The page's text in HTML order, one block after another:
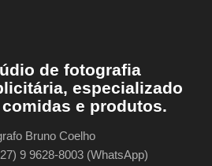
de fotografia
especializado
e produtos.
Bruno Coelho
9 9628-8003 (WhatsApp)